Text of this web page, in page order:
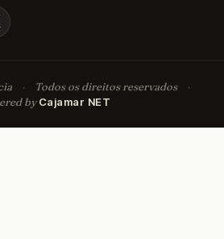
· Todos os direitos reservados
·
byCajamar NET